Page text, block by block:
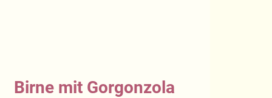
Birne mit Gorgonzola